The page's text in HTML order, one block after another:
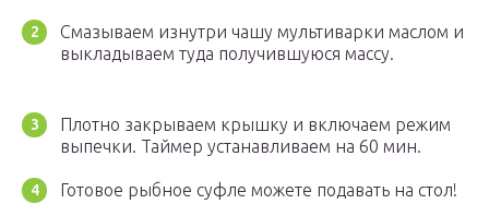
Смазываем изнутри чашу мультиварки маслом и
выкладываем туда получившуюся массу.
Плотно закрываем крышку и включаем режим
выпечки. Таймер устанавливаем на 60 мин.
Готовое рыбное суфле можете подавать на стол!